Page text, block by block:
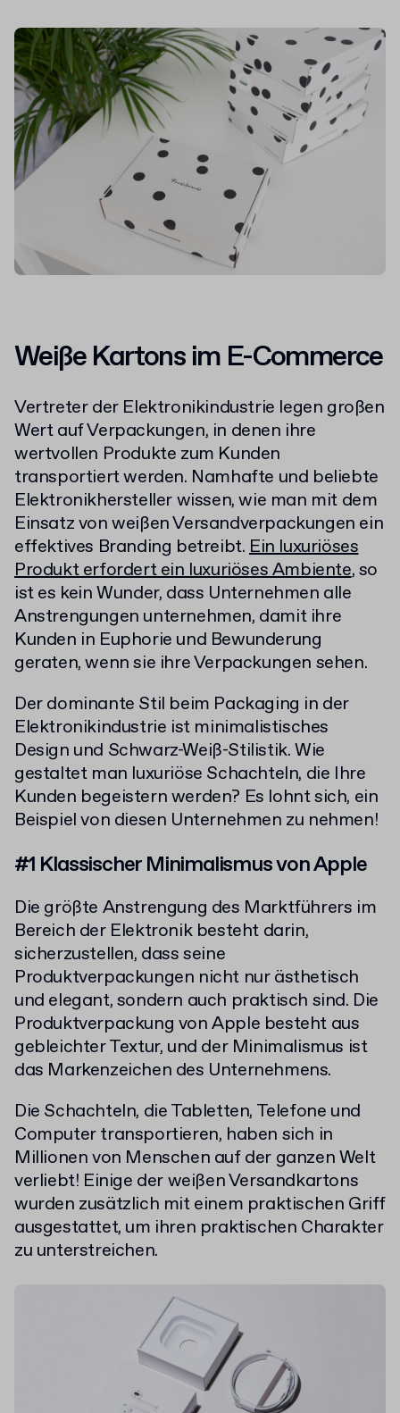
Weiße Kartons im E-Commerce
Vertreter der Elektronikindustrie legen großen
Wert auf Verpackungen, in denen ihre
wertvollen Produkte zum Kunden
transportiert werden. Namhafte und beliebte
Elektronikhersteller wissen, wie man mit dem
Einsatz von weißen Versandverpackungen ein
effektives Branding betreibt.Ein luxuriöses
Produkt erfordert ein luxuriöses Ambiente, so
ist es kein Wunder, dass Unternehmen alle
Anstrengungen unternehmen, damit ihre
Kunden in Euphorie und Bewunderung
geraten, wenn sie ihre Verpackungen sehen.
Der dominante Stil beim Packaging in der
Elektronikindustrie ist minimalistisches
Design und Schwarz-Weiß-Stilistik. Wie
gestaltet man luxuriöse Schachteln, die Ihre
Kunden begeistern werden? Es lohnt sich, ein
Beispiel von diesen Unternehmen zu nehmen!
#1 Klassischer Minimalismus von Apple
Die größte Anstrengung des Marktführers im
Bereich der Elektronik besteht darin,
sicherzustellen, dass seine
Produktverpackungen nicht nur ästhetisch
und elegant, sondern auch praktisch sind. Die
Produktverpackung von Apple besteht aus
gebleichter Textur, und der Minimalismus ist
das Markenzeichen des Unternehmens.
Die Schachteln, die Tabletten, Telefone und
Computer transportieren, haben sich in
Millionen von Menschen auf der ganzen Welt
verliebt! Einige der weißen Versandkartons
wurden zusätzlich mit einem praktischen Griff
ausgestattet, um ihren praktischen Charakter
zu unterstreichen.